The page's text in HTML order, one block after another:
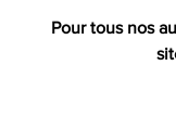
Pour tous nos